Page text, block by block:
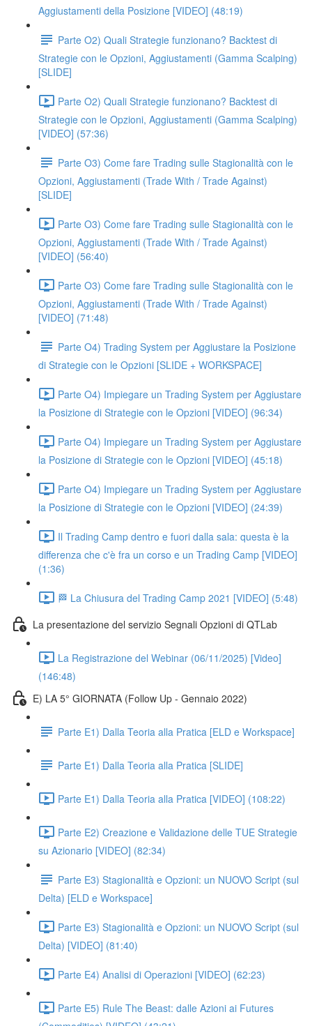
Aggiustamenti della Posizione [VIDEO] (48:19)
Parte O2) Quali Strategie funzionano? Backtest di
Strategie con le Opzioni, Aggiustamenti (Gamma Scalping)
[SLIDE]
Parte O2) Quali Strategie funzionano? Backtest di
Strategie con le Opzioni, Aggiustamenti (Gamma Scalping)
[VIDEO] (57:36)
Parte O3) Come fare Trading sulle Stagionalità con le
Opzioni, Aggiustamenti (Trade With / Trade Against)
[SLIDE]
Parte O3) Come fare Trading sulle Stagionalità con le
Opzioni, Aggiustamenti (Trade With / Trade Against)
[VIDEO] (56:40)
Parte O3) Come fare Trading sulle Stagionalità con le
Opzioni, Aggiustamenti (Trade With / Trade Against)
[VIDEO] (71:48)
Parte O4) Trading System per Aggiustare la Posizione
di Strategie con le Opzioni [SLIDE + WORKSPACE]
Parte O4) Impiegare un Trading System per Aggiustare
la Posizione di Strategie con le Opzioni [VIDEO] (96:34)
Parte O4) Impiegare un Trading System per Aggiustare
la Posizione di Strategie con le Opzioni [VIDEO] (45:18)
Parte O4) Impiegare un Trading System per Aggiustare
la Posizione di Strategie con le Opzioni [VIDEO] (24:39)
Il Trading Camp dentro e fuori dalla sala: questa è la
differenza che c'è fra un corso e un Trading Camp [VIDEO]
(1:36)
🏁 La Chiusura del Trading Camp 2021 [VIDEO] (5:48)
La presentazione del servizio Segnali Opzioni di QTLab
La Registrazione del Webinar (06/11/2025) [Video]
(146:48)
E) LA 5° GIORNATA (Follow Up - Gennaio 2022)
Parte E1) Dalla Teoria alla Pratica [ELD e Workspace]
Parte E1) Dalla Teoria alla Pratica [SLIDE]
Parte E1) Dalla Teoria alla Pratica [VIDEO] (108:22)
Parte E2) Creazione e Validazione delle TUE Strategie
su Azionario [VIDEO] (82:34)
Parte E3) Stagionalità e Opzioni: un NUOVO Script (sul
Delta) [ELD e Workspace]
Parte E3) Stagionalità e Opzioni: un NUOVO Script (sul
Delta) [VIDEO] (81:40)
Parte E4) Analisi di Operazioni [VIDEO] (62:23)
Parte E5) Rule The Beast: dalle Azioni ai Futures